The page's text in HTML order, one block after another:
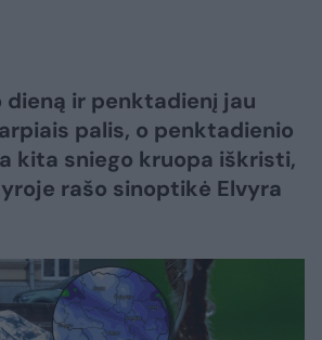
ir penktadienį jau
palis, o penktadienio
kita sniego kruopa iškristi,
rašo sinoptikė Elvyra